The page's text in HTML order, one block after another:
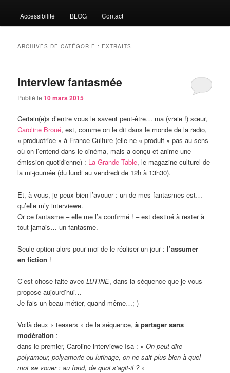
Accessibilité BLOG Contact
ARCHIVES DE CATÉGORIE : EXTRAITS
Interview fantasmée
Publié le10 mars 2015
Certain(e)s d’entre vous le savent peut-être… ma (vraie !) sœur,
Caroline Broué, est, comme on le dit dans le monde de la radio,
« productrice » à France Culture (elle ne « produit » pas au sens
où on l’entend dans le cinéma, mais a conçu et anime une
émission quotidienne) : La Grande Table, le magazine culturel de
la mi-journée (du lundi au vendredi de 12h à 13h30).
Et, à vous, je peux bien l’avouer : un de mes fantasmes est…
qu’elle m’y interviewe.
Or ce fantasme – elle me l’a confirmé ! – est destiné à rester à
tout jamais… un fantasme.
Seule option alors pour moi de le réaliser un jour :l’assumer
en fiction !
C’est chose faite avecLUTINE, dans la séquence que je vous
propose aujourd’hui…
Je fais un beau métier, quand même…;-)
Voilà deux « teasers » de la séquence,à partager sans
modération :
dans le premier, Caroline interviewe Isa : «On peut dire
polyamour, polyamorie ou lutinage, on ne sait plus bien à quel
mot se vouer : au fond, de quoi s’agit-il ?»